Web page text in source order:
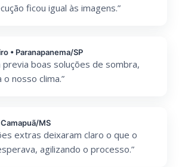
ficou igual às imagens.”
• Paranapanema/SP
boas soluções de sombra,
nosso clima.”
MS
extras deixaram claro o que o
agilizando o processo.”